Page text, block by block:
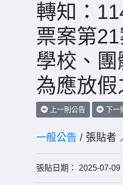
轉知：
票案第
學校、
為應放假
上一則公告 下一
一般公告 / 張貼者
張貼日期： 2025-07-